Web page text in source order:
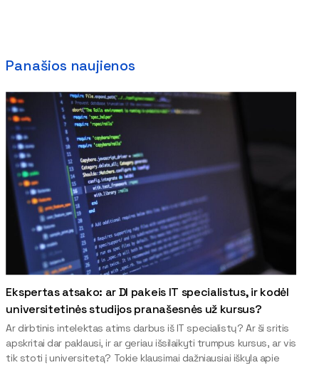
Panašios naujienos
Ekspertas atsako: ar DI pakeis IT specialistus, ir kodėl
universitetinės studijos pranašesnės už kursus?
Ar dirbtinis intelektas atims darbus iš IT specialistų? Ar ši sritis
apskritai dar paklausi, ir ar geriau išsilaikyti trumpus kursus, ar vis
tik stoti į universitetą? Tokie klausimai dažniausiai iškyla apie